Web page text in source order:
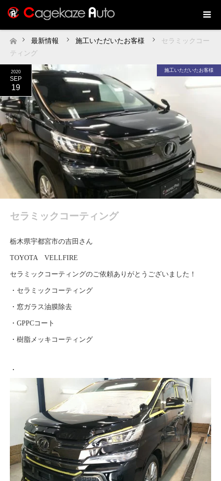
ホーム
最新情報 施工いただいたお客様
セラミックコー
ティング
2020
SEP
19
施工いただいたお客様
セラミックコーティング
栃木県宇都宮市の吉田さん
TOYOTA VELLFIRE
セラミックコーティングのご依頼ありがとうございました！
・セラミックコーティング
・窓ガラス油膜除去
・GPPCコート
・樹脂メッキコーティング
・